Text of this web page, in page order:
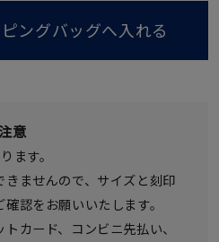
(tax
in)
ングバッグへ入れる
意
ます。
ませんので、サイズと刻印
認をお願いいたします。
カード、コンビニ先払い、